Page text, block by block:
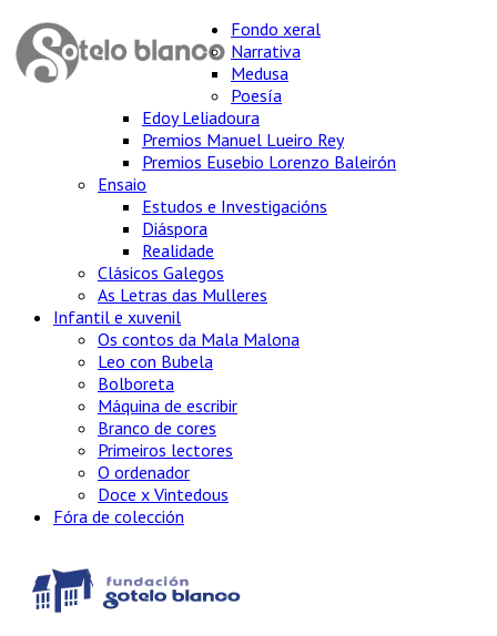
Fondo xeral
Narrativa
Medusa
Poesía
Edoy Leliadoura
Premios Manuel Lueiro Rey
Premios Eusebio Lorenzo Baleirón
Ensaio
Estudos e Investigacións
Diáspora
Realidade
Clásicos Galegos
As Letras das Mulleres
Infantil e xuvenil
Os contos da Mala Malona
Leo con Bubela
Bolboreta
Máquina de escribir
Branco de cores
Primeiros lectores
O ordenador
Doce x Vintedous
Fóra de colección